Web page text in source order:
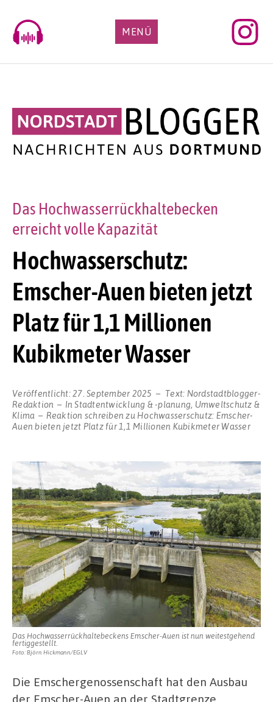
content
MENÜ
Hochwasserschutz:
Emscher-Auen bieten jetzt
Platz für 1,1 Millionen
Kubikmeter Wasser
Das Hochwasserrückhaltebecken
erreicht volle Kapazität
Veröffentlicht:27. September 2025 Text: Nordstadtblogger-
Redaktion
InStadtentwicklung & -planung, Umweltschutz &
Klima
Reaktion schreiben zu Hochwasserschutz: Emscher-
Auen bieten jetzt Platz für 1,1 Millionen Kubikmeter Wasser
Das Hochwasserrückhaltebeckens Emscher-Auen ist nun weitestgehend
fertiggestellt.
Foto: Björn Hickmann/EGLV
Die Emschergenossenschaft hat den Ausbau
der Emscher-Auen an der Stadtgrenze